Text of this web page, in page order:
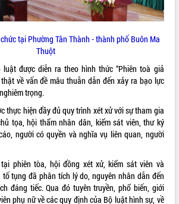
tại Phường Tân Thành - thành phố Buôn Ma
Thuột
được diễn ra theo hình thức “Phiên toà giả
về vấn đề mâu thuẫn dẫn đến xảy ra bạo lực
trọng.
thực hiện đầy đủ quy trình xét xử với sự tham gia
tọa, hội thẩm nhân dân, kiểm sát viên, thư ký
người có quyền và nghĩa vụ liên quan, người
phiên tòa, hội đồng xét xử, kiểm sát viên và
tụng đã phân tích lý do, nguyên nhân dẫn đến
đáng tiếc. Qua đó tuyên truyền, phổ biến, giới
phụ nữ về các quy định của Bộ luật hình sự, về